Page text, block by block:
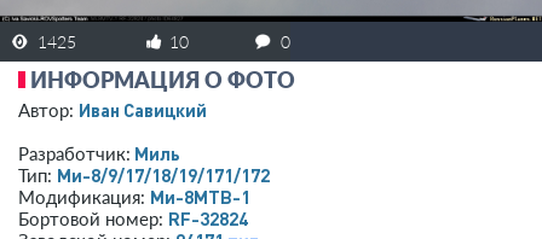
1425 10 0
ИНФОРМАЦИЯ О ФОТО
Автор: Иван Савицкий
Разработчик: Миль
Тип: Ми-8/9/17/18/19/171/172
Модификация: Ми-8МТВ-1
Бортовой номер: RF-32824